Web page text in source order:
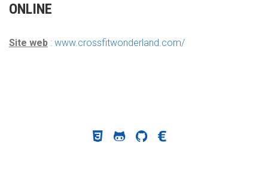
ONLINE
Site web : www.crossfitwonderland.com/